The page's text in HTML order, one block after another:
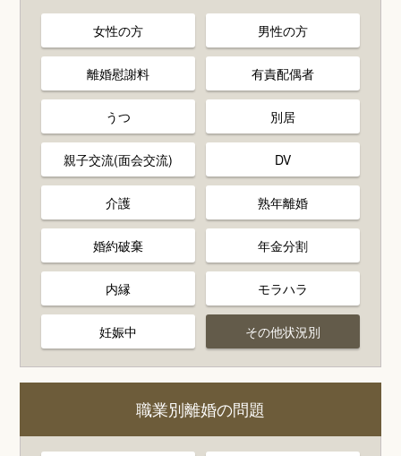
女性の方 男性の方
離婚慰謝料 有責配偶者
うつ 別居
親子交流(面会交流) DV
介護 熟年離婚
婚約破棄 年金分割
内縁 モラハラ
妊娠中 その他状況別
職業別離婚の問題